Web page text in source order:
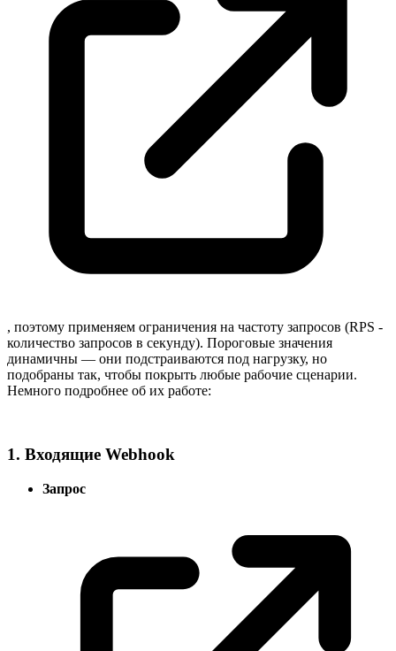
, поэтому применяем ограничения на частоту запросов (RPS -
количество запросов в секунду). Пороговые значения
динамичны — они подстраиваются под нагрузку, но
подобраны так, чтобы покрыть любые рабочие сценарии.
Немного подробнее об их работе:
1. Входящие Webhook
Запрос